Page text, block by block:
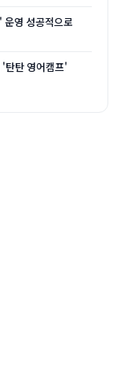
영 성공적으로
탄탄 영어캠프'